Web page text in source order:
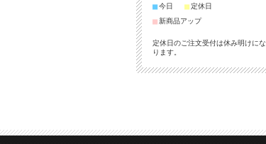
■今日 ■定休日
■新商品アップ
定休日のご注文受付は休み明けにな
ります。